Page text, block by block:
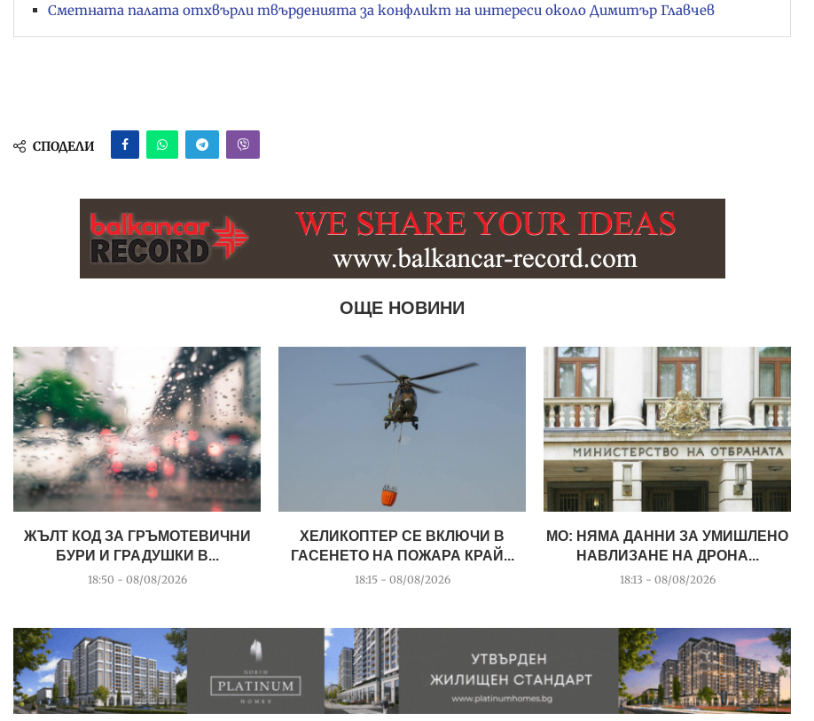
Сметната палата отхвърли твърденията за конфликт на интереси около Димитър Главчев
СПОДЕЛИ
ОЩЕ НОВИНИ
ЖЪЛТ КОД ЗА ГРЪМОТЕВИЧНИ
БУРИ И ГРАДУШКИ В...
18:50 - 08/08/2026
ХЕЛИКОПТЕР СЕ ВКЛЮЧИ В
ГАСЕНЕТО НА ПОЖАРА КРАЙ...
18:15 - 08/08/2026
МО: НЯМА ДАННИ ЗА УМИШЛЕНО
НАВЛИЗАНЕ НА ДРОНА...
18:13 - 08/08/2026